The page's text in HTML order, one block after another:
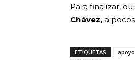
Para finalizar,
Chávez, a
ETIQUETAS apoyo